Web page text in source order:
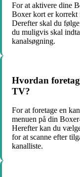
For at aktivere dine
Boxer kort er
Derefter skal du
du muligvis skal
kanalsøgning.
Hvordan
TV?
For at foretage en
menuen på din
Herefter kan du
for at scanne efter
kanalliste.